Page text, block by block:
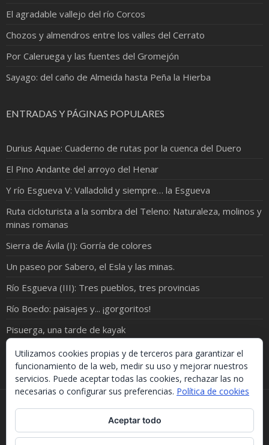
El agradable vallejo del río Corcos
Chozos y almendros entre los valles del Cerrato
Por Caleruega y las fuentes del Gromejón
Sayago: del caño de Almeida hasta Peña la Hierba
ENTRADAS Y PÁGINAS POPULARES
Durius Aquae: Cuaderno de rutas por la cuenca del Duero
El Pino Andante del arroyo del Henar
Y río Esgueva V: Valladolid y siempre… la Esgueva
Ruta cicloturista a la sombra del Teleno: Naturaleza, molinos y
minas romanas
Sierra de Ávila (I): Gorría de colores
Un paseo por Sabero, el Esla y las minas.
Río Esgueva (III): Tres pueblos, tres provincias
Río Boedo: paisajes y... ¡gorgoritos!
Pisuerga, una tarde de kayak
Por el valle del bajo Valdavia
Si necesitas algo de este blog puedes cogerlo, lo único
que te pido es que menciones la procedencia. Gracias.
Should you need something from this blog, just take it.
Utilizamos cookies propias y de terceros para garantizar el
funcionamiento de la web, medir su uso y mejorar nuestros
servicios. Puede aceptar todas las cookies, rechazar las no
necesarias o configurar sus preferencias. Política de cookies
Aceptar todo